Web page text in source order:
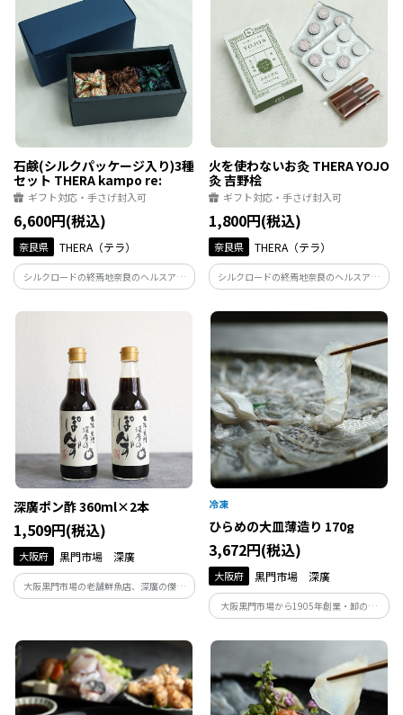
石鹸(シルクパッケージ入り)3種
セット THERA kampo re:
ギフト対応・手さげ封入可
6,600円(税込)
奈良県 THERA（テラ）
シルクロードの終焉地奈良のヘルスアン
ドビューティーブランド【THERA(テラ)】
から、100%天然・和漢成分でつくった石
火を使わないお灸 THERA YOJO
灸 吉野桧
ギフト対応・手さげ封入可
1,800円(税込)
奈良県 THERA（テラ）
シルクロードの終焉地奈良のヘルスアン
ドビューティーブランド【THERA(テラ)】
から、世界初 アロマ水で焚くお灸。水で
発熱するので煙も立ちません。
深廣ポン酢 360ml×2本
1,509円(税込)
大阪府 黒門市場 深廣
大阪黒門市場の老舗鮮魚店、深廣の傑作
商品が復刻版として登場。ふぐにぴった
ポン酢の中でも美味しいとポン酢にこだ
わる方々にも好評。
ひらめの大皿薄造り 170g
3,672円(税込)
大阪府 黒門市場 深廣
大阪黒門市場から1905年創業・卸の名
門 深廣から、プロ向け商品を家庭用サ
イズに小分けにした商品。